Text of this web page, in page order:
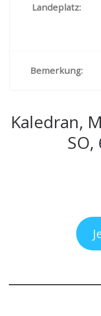
Landeplatz:
Bemerkung:
Kaledran,
SO,